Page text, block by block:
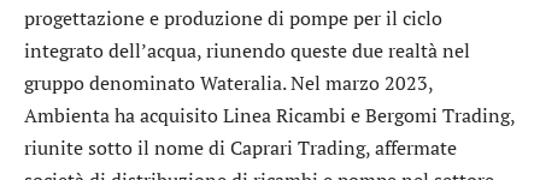
progettazione e produzione di pompe per il ciclo
integrato dell’acqua, riunendo queste due realtà nel
gruppo denominato Wateralia. Nel marzo 2023,
Ambienta ha acquisito Linea Ricambi e Bergomi Trading,
riunite sotto il nome di Caprari Trading, affermate